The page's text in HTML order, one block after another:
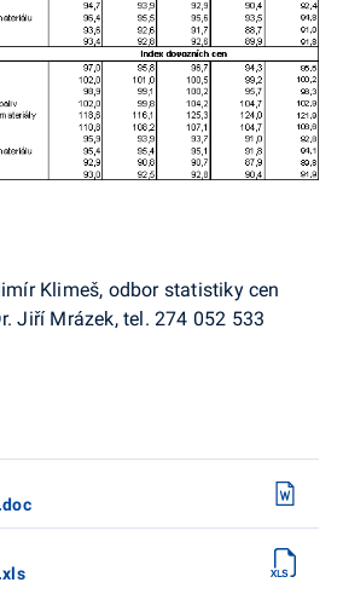
Klimeš, odbor statistiky cen
Jiří Mrázek, tel. 274 052 533